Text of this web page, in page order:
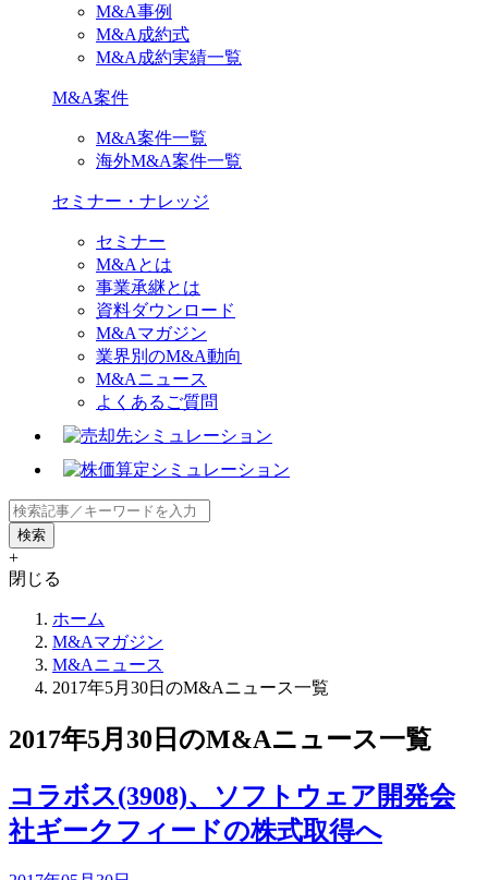
M&A事例
M&A成約式
M&A成約実績一覧
M&A案件
M&A案件一覧
海外M&A案件一覧
セミナー・ナレッジ
セミナー
M&Aとは
事業承継とは
資料ダウンロード
M&Aマガジン
業界別のM&A動向
M&Aニュース
よくあるご質問
+
閉じる
ホーム
M&Aマガジン
M&Aニュース
2017年5月30日のM&Aニュース一覧
2017年5月30日のM&Aニュース一覧
コラボス(3908)、ソフトウェア開発会
社ギークフィードの株式取得へ